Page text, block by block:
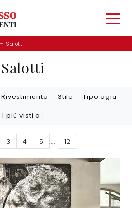
- Salotti
Salotti
Rivestimento Stile Tipologia
I più visti a :
3 4 5 .... 12